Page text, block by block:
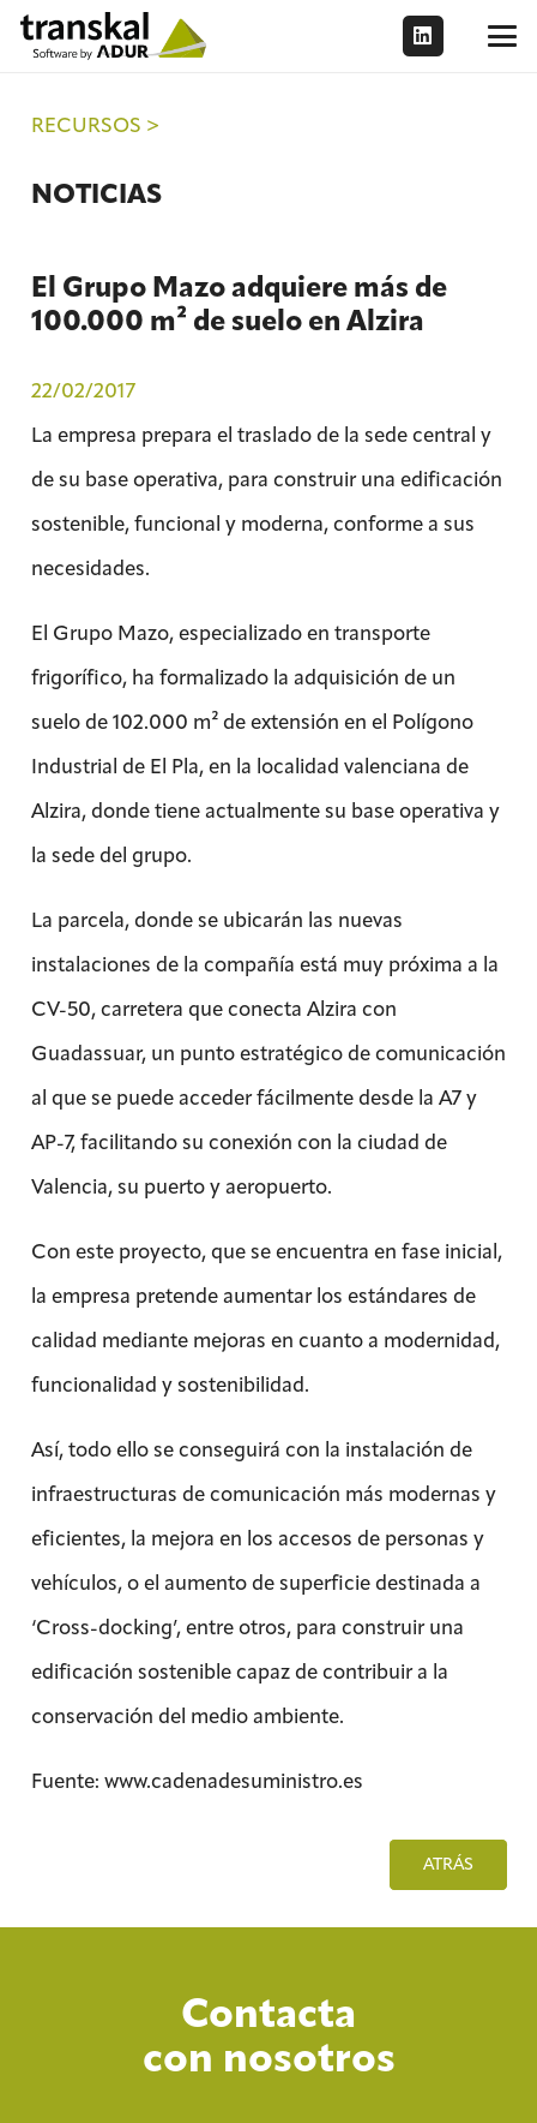
RECURSOS >
NOTICIAS
El Grupo Mazo adquiere más de
100.000 m² de suelo en Alzira
22/02/2017
La empresa prepara el traslado de la sede central y
de su base operativa, para construir una edificación
sostenible, funcional y moderna, conforme a sus
necesidades.
El Grupo Mazo, especializado en transporte
frigorífico, ha formalizado la adquisición de un
suelo de 102.000 m² de extensión en el Polígono
Industrial de El Pla, en la localidad valenciana de
Alzira, donde tiene actualmente su base operativa y
la sede del grupo.
La parcela, donde se ubicarán las nuevas
instalaciones de la compañía está muy próxima a la
CV-50, carretera que conecta Alzira con
Guadassuar, un punto estratégico de comunicación
al que se puede acceder fácilmente desde la A7 y
AP-7, facilitando su conexión con la ciudad de
Valencia, su puerto y aeropuerto.
Con este proyecto, que se encuentra en fase inicial,
la empresa pretende aumentar los estándares de
calidad mediante mejoras en cuanto a modernidad,
funcionalidad y sostenibilidad.
Así, todo ello se conseguirá con la instalación de
infraestructuras de comunicación más modernas y
eficientes, la mejora en los accesos de personas y
vehículos, o el aumento de superficie destinada a
‘Cross-docking’, entre otros, para construir una
edificación sostenible capaz de contribuir a la
conservación del medio ambiente.
Fuente: www.cadenadesuministro.es
ATRÁS
Contacta
con nosotros